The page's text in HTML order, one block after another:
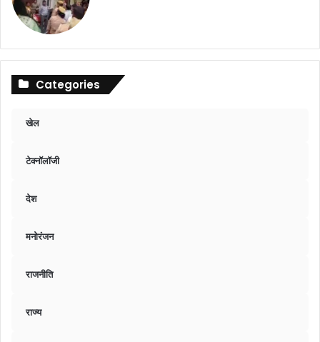
Categories
खेल
टेक्नॉलॉजी
देश
मनोरंजन
राजनीति
राज्य